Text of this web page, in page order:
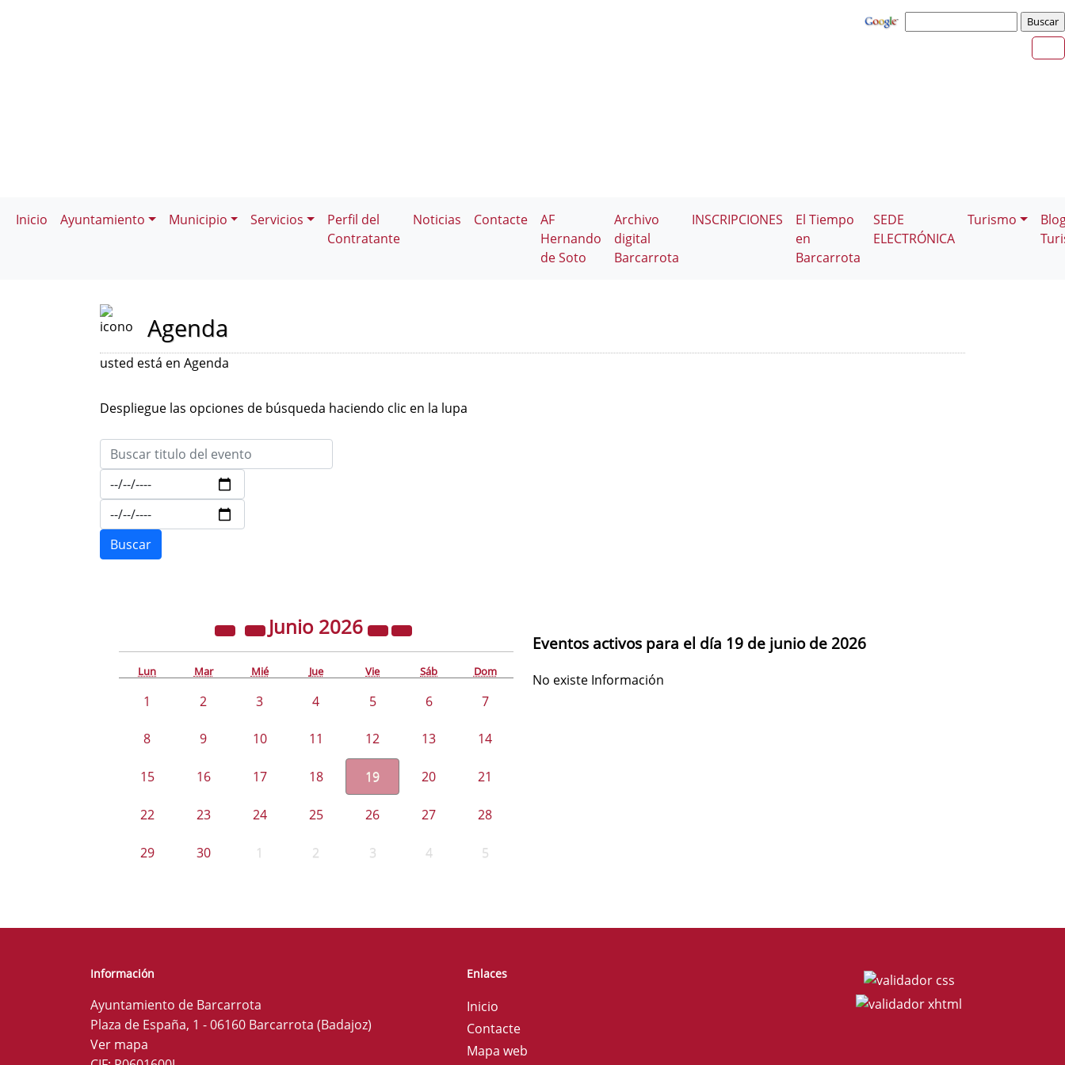
Inicio Ayuntamiento Municipio Servicios
Perfil del
Contratante
Noticias Contacte
AF
Hernando
de Soto
Archivo
digital
Barcarrota
INSCRIPCIONES
El Tiempo
en
Barcarrota
SEDE
ELECTRÓNICA
Turismo
Agenda
usted está en Agenda
Despliegue las opciones de búsqueda haciendo clic en la lupa
Junio 2026
Lun Mar Mié Jue Vie Sáb Dom
1 2 3 4 5 6 7
8 9 10 11 12 13 14
15 16 17 18 19 20 21
22 23 24 25 26 27 28
29 30 1 2 3 4 5
Eventos activos para el día 19 de junio de 2026
No existe Información
Información
Ayuntamiento de Barcarrota
Plaza de España, 1 - 06160 Barcarrota (Badajoz)
Ver mapa
Enlaces
Inicio
Contacte
Mapa web